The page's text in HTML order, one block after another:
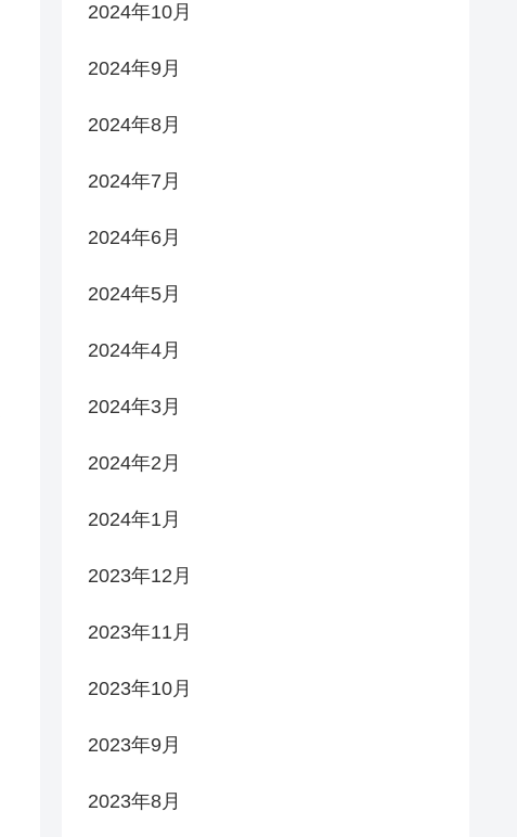
2024年10月
2024年9月
2024年8月
2024年7月
2024年6月
2024年5月
2024年4月
2024年3月
2024年2月
2024年1月
2023年12月
2023年11月
2023年10月
2023年9月
2023年8月